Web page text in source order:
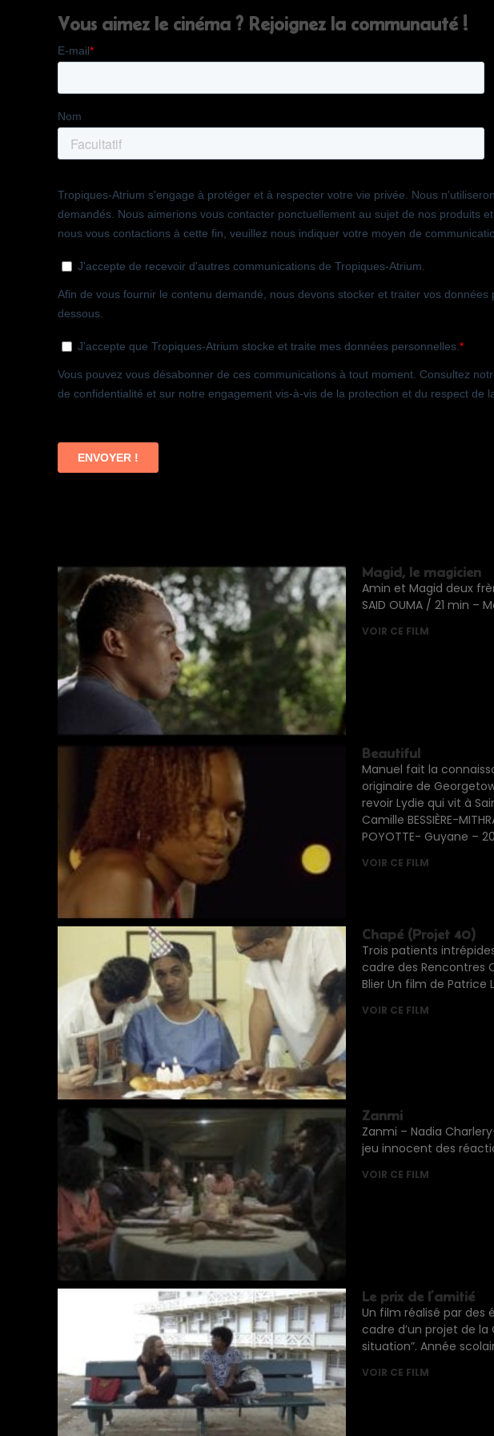
Vous aimez le cinéma ? Rejoignez la communauté !
Magid, le magicien
Amin et Magid deux
SAID OUMA / 21 min –
VOIR CE FILM
Beautiful
Manuel fait la
originaire de
revoir Lydie qui vit à
Camille BESSIÈRE-
POYOTTE- Guyane –
VOIR CE FILM
Chapé (Projet 40)
Trois patients
cadre des Rencontres
Blier Un film de Patrice
VOIR CE FILM
Zanmi
Zanmi – Nadia
jeu innocent des
VOIR CE FILM
Le prix de l’amitié
Un film réalisé par des
cadre d’un projet de la
situation”. Année
VOIR CE FILM